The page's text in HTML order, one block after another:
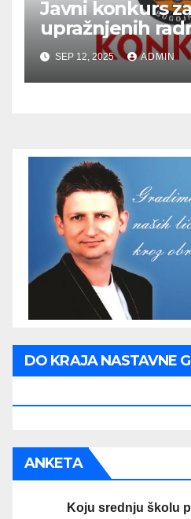
Javni konkurs
upražnjenih
SEP 12, 2025 ADMIN
DO KRAJA NASTAVNE
ANKETA
Koju srednju školu